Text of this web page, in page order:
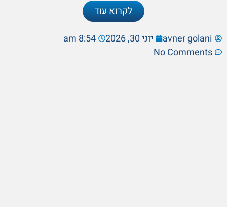
לקרוא עוד
avner golani יוני 30, 2026
8:54 am
No Comments